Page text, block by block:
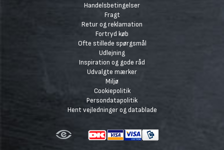
Handelsbetingelser
Fragt
Retur og reklamation
Fortryd køb
Ofte stillede spørgsmål
Udlejning
Inspiration og gode råd
Udvalgte mærker
Miljø
Cookiepolitik
Persondatapolitik
Hent vejledninger og datablade